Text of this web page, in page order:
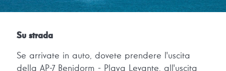
Su strada
Se arrivate in auto, dovete prendere l'uscita
della AP-7 Benidorm - Playa Levante, all'uscita